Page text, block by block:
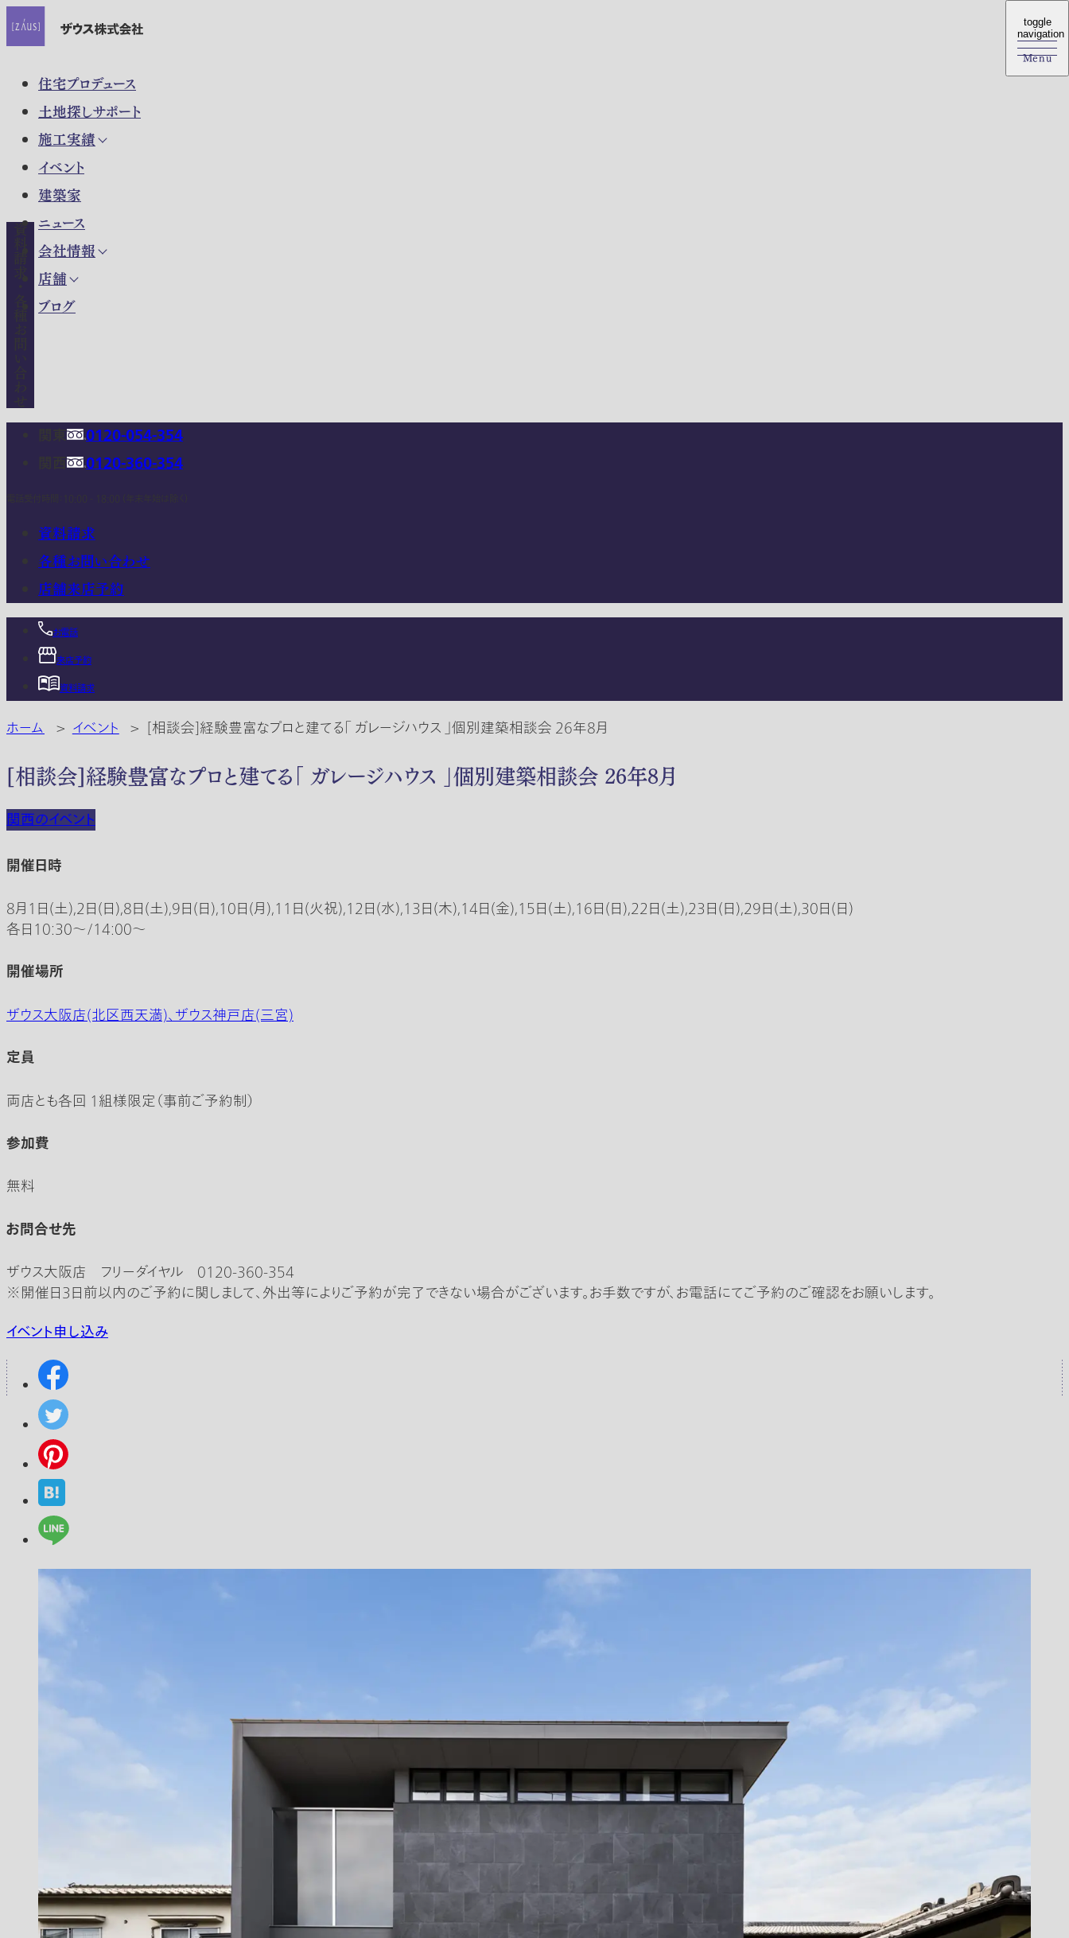
住宅プロデュース
土地探しサポート
施工実績
イベント
建築家
ニュース
会社情報
店舗
ブログ
toggle
navigation
Menu
toggle
navigation
Menu
0120-054-354
0120-360-354
資料請求
各種お問い合わせ
店舗来店予約
お電話
来店予約
資料請求
ホーム > イベント > [相談会]経験豊富なプロと建てる「 ガレージハウス 」個別建築相談会 26年8月
[相談会]経験豊富なプロと建てる「 ガレージハウス 」個別建築相談会 26年8月
関西のイベント
開催日時
8月1日(土),2日(日),8日(土),9日(日),10日(月),11日(火祝),12日(水),13日(木),14日(金),15日(土),16日(日),22日(土),23日(日),29日(土),30日(日)
各日10:30〜/14:00〜
開催場所
ザウス大阪店(北区西天満)、ザウス神戸店(三宮)
定員
両店とも各回 1組様限定（事前ご予約制）
参加費
無料
お問合せ先
ザウス大阪店 フリーダイヤル 0120-360-354
※開催日3日前以内のご予約に関しまして、外出等によりご予約が完了できない場合がございます。お手数ですが、お電話にてご予約のご確認をお願いします。
イベント申し込み